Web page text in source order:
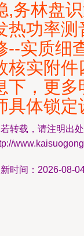
,务林盘
热功率测
--实质细
核实附件
下，更多
具体锁定
转载，请注明出处
时间：2026-08-